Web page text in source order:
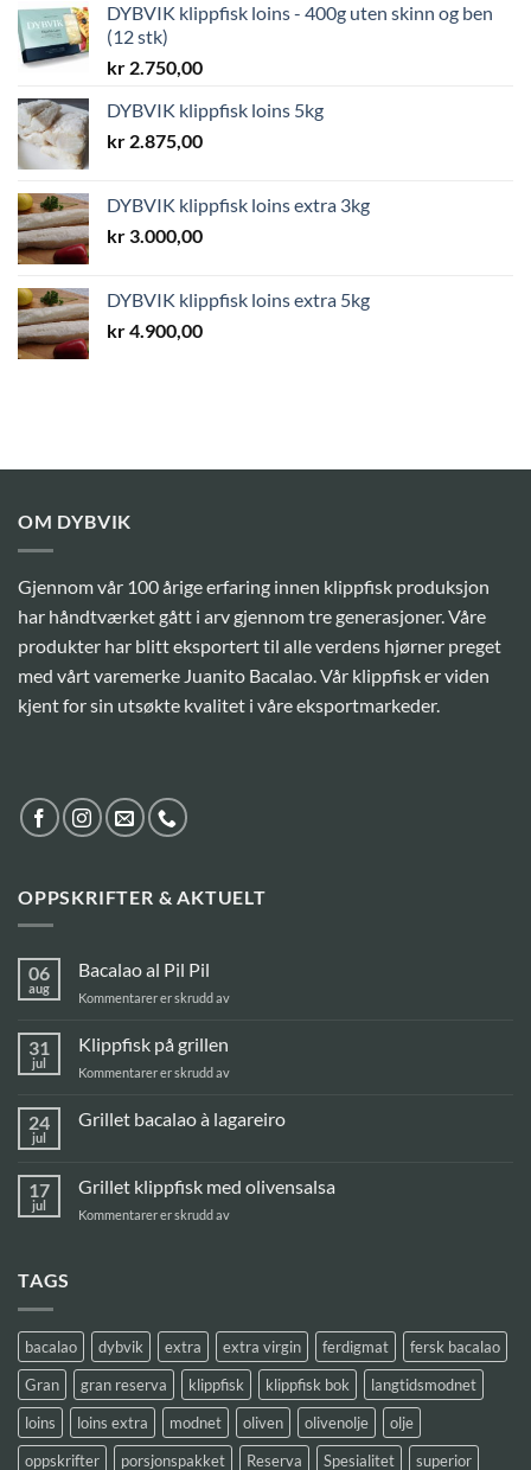
DYBVIK klippfisk loins - 400g uten skinn og ben
(12 stk)
kr 2.750,00
DYBVIK klippfisk loins 5kg
kr 2.875,00
DYBVIK klippfisk loins extra 3kg
kr 3.000,00
DYBVIK klippfisk loins extra 5kg
kr4.900,00
OM DYBVIK
Gjennom vår 100 årige erfaring innen klippfisk produksjon
har håndtværket gått i arv gjennom tre generasjoner. Våre
produkter har blitt eksportert til alle verdens hjørner preget
med vårt varemerke Juanito Bacalao. Vår klippfisk er viden
kjent for sin utsøkte kvalitet i våre eksportmarkeder.
OPPSKRIFTER & AKTUELT
06
aug
Bacalao al Pil Pil
Kommentarer er skrudd avfor
31
jul
Klippfisk på grillen
Kommentarer er skrudd avfor
grillen
24
jul
Grillet bacalao à lagareiro
Grillet
à
17
jul
Grillet klippfisk med olivensalsa
Kommentarer er skrudd avfor
TAGS
bacalao dybvik extra extra virgin ferdigmat
fersk bacalao
Gran
gran reserva klippfisk klippfisk bok
langtidsmodnet
loins
loins extra modnet oliven olivenolje
olje
oppskrifter
porsjonspakket Reserva Spesialitet superior